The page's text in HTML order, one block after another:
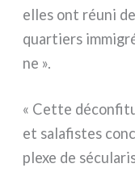
elles ont réu­ni
quar­tiers
ne ».
« Cette
et sala­fi­stes
ple­xe de